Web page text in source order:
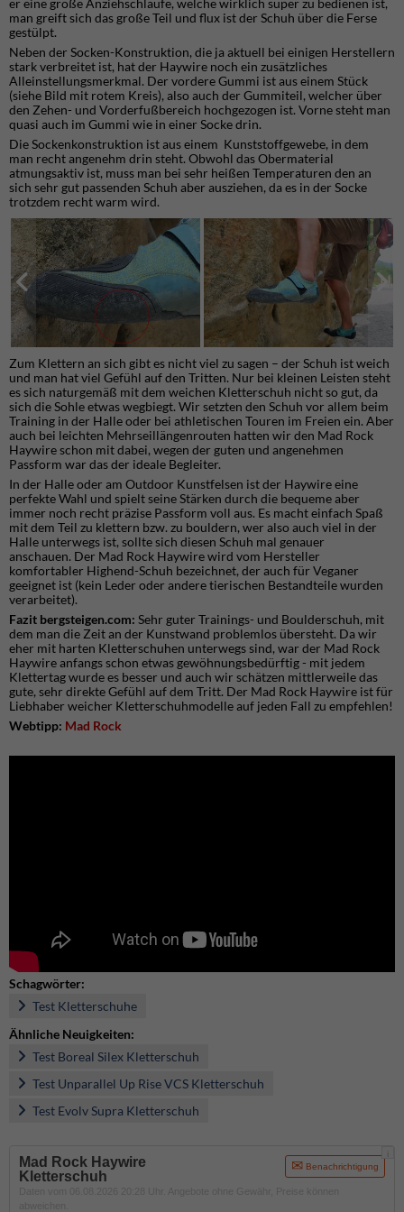
man greift sich das große Teil und flux ist der Schuh über die Ferse
gestülpt.
Neben der Socken-Konstruktion, die ja aktuell bei einigen Herstellern
stark verbreitet ist, hat der Haywire noch ein zusätzliches
Alleinstellungsmerkmal. Der vordere Gummi ist aus einem Stück
(siehe Bild mit rotem Kreis), also auch der Gummiteil, welcher über
den Zehen- und Vorderfußbereich hochgezogen ist. Vorne steht man
quasi auch im Gummi wie in einer Socke drin.
Die Sockenkonstruktion ist aus einem Kunststoffgewebe, in dem
man recht angenehm drin steht. Obwohl das Obermaterial
atmungsaktiv ist, muss man bei sehr heißen Temperaturen den an
sich sehr gut passenden Schuh aber ausziehen, da es in der Socke
trotzdem recht warm wird.
Zum Klettern an sich gibt es nicht viel zu sagen – der Schuh ist weich
und man hat viel Gefühl auf den Tritten. Nur bei kleinen Leisten steht
es sich naturgemäß mit dem weichen Kletterschuh nicht so gut, da
sich die Sohle etwas wegbiegt. Wir setzten den Schuh vor allem beim
Training in der Halle oder bei athletischen Touren im Freien ein. Aber
auch bei leichten Mehrseillängenrouten hatten wir den Mad Rock
Haywire schon mit dabei, wegen der guten und angenehmen
Passform war das der ideale Begleiter.
In der Halle oder am Outdoor Kunstfelsen ist der Haywire eine
perfekte Wahl und spielt seine Stärken durch die bequeme aber
immer noch recht präzise Passform voll aus. Es macht einfach Spaß
mit dem Teil zu klettern bzw. zu bouldern, wer also auch viel in der
Halle unterwegs ist, sollte sich diesen Schuh mal genauer
anschauen. Der Mad Rock Haywire wird vom Hersteller
komfortabler Highend-Schuh bezeichnet, der auch für Veganer
geeignet ist (kein Leder oder andere tierischen Bestandteile wurden
verarbeitet).
Fazit bergsteigen.com: Sehr guter Trainings- und Boulderschuh, mit
dem man die Zeit an der Kunstwand problemlos übersteht. Da wir
eher mit harten Kletterschuhen unterwegs sind, war der Mad Rock
Haywire anfangs schon etwas gewöhnungsbedürftig - mit jedem
Klettertag wurde es besser und auch wir schätzen mittlerweile das
gute, sehr direkte Gefühl auf dem Tritt. Der Mad Rock Haywire ist für
Liebhaber weicher Kletterschuhmodelle auf jeden Fall zu empfehlen!
Webtipp: Mad Rock
Schagwörter:
Test Kletterschuhe
Ähnliche Neuigkeiten:
Test Boreal Silex Kletterschuh
Test Unparallel Up Rise VCS Kletterschuh
Test Evolv Supra Kletterschuh
Mad Rock Haywire
Kletterschuh
Benachrichtigung